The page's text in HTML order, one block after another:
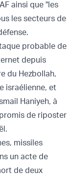
ainsi que "les
les secteurs de
probable de
depuis
du Hezbollah,
israélienne, et
Haniyeh, à
de riposter
missiles
un acte de
de deux